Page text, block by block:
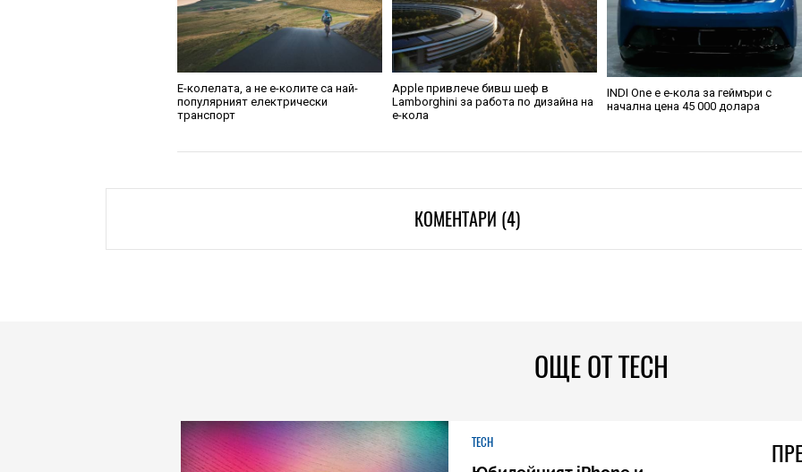
Е-колелата, а не е-колите са най-
популярният електрически
транспорт
Apple привлече бивш шеф в
Lamborghini за работа по дизайна на
е-кола
INDI One е е-кола за геймъри с
начална цена 45 000 долара
КОМЕНТАРИ (4)
ОЩЕ ОТ TECH
TECH